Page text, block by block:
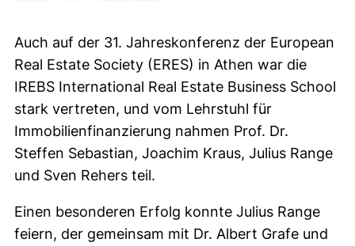
Auch auf der 31. Jahreskonferenz der European
Real Estate Society (ERES) in Athen war die
IREBS International Real Estate Business School
stark vertreten, und vom Lehrstuhl für
Immobilienfinanzierung nahmen Prof. Dr.
Steffen Sebastian, Joachim Kraus, Julius Range
und Sven Rehers teil.
Einen besonderen Erfolg konnte Julius Range
feiern, der gemeinsam mit Dr. Albert Grafe und